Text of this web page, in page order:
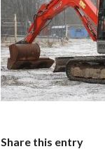
Share this entry